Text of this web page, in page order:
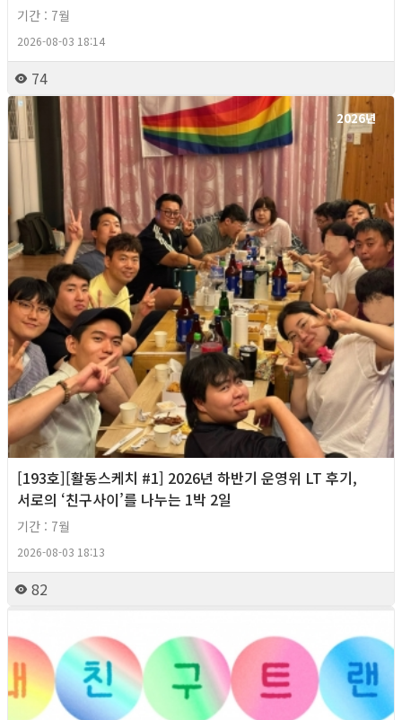
기간 : 7월
2026-08-03 18:14
74
2026년
[193호][활동스케치 #1] 2026년 하반기 운영위 LT 후기,
서로의 ‘친구사이’를 나누는 1박 2일
기간 : 7월
2026-08-03 18:13
82